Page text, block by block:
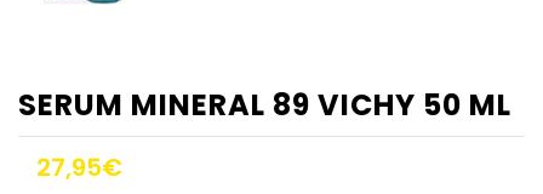
SERUM MINERAL 89 VICHY 50 ML
27,95€